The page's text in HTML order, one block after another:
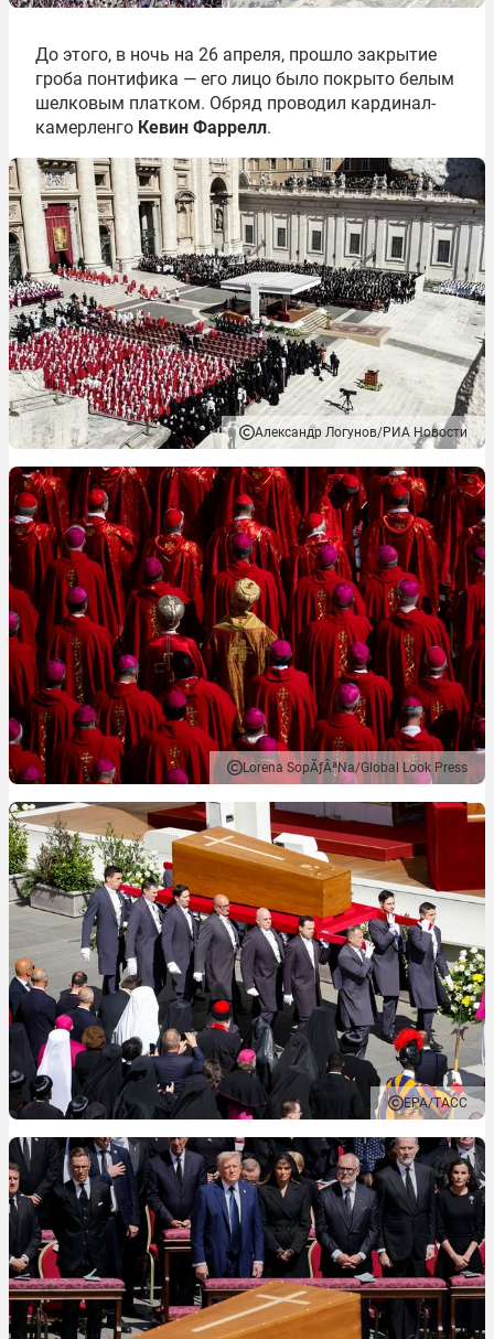
До этого, в ночь на 26 апреля, прошло закрытие
гроба понтифика ― его лицо было покрыто белым
шелковым платком. Обряд проводил кардинал-
камерленго Кевин Фаррелл.
Александр Логунов/РИА Новости
Lorena SopÃƒÂªNa/Global Look Press
EPA/ТАСС